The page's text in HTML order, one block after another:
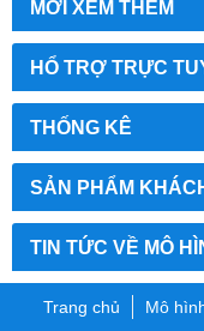
MỜI XEM THÊM
HỔ TRỢ TRỰC
THỐNG KÊ
SẢN PHẨM
TIN TỨC VỀ MÔ
Trang chủ Mô